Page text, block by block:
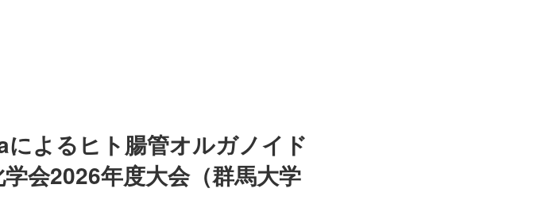
よるヒト腸管オルガノイド
会2026年度大会（群馬大学